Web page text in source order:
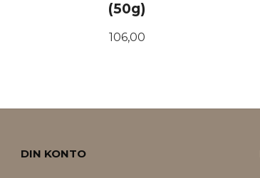
(50g)
Pris
106,00
DIN KONTO